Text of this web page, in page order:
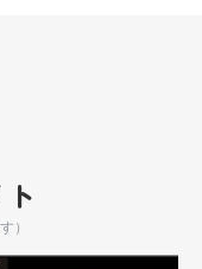
）